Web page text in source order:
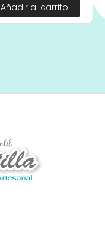
Añadir al carrito